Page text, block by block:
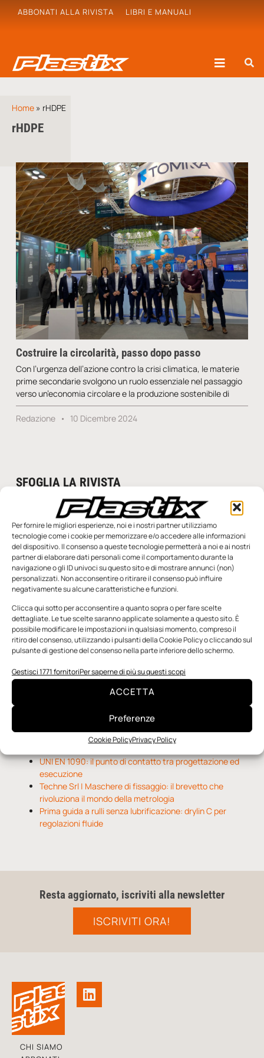
Per fornire le migliori esperienze, noi e i nostri partner utilizziamo
tecnologie come i cookie per memorizzare e/o accedere alle informazioni
del dispositivo. Il consenso a queste tecnologie permetterà a noi e ai nostri
partner di elaborare dati personali come il comportamento durante la
navigazione o gli ID univoci su questo sito e di mostrare annunci (non)
personalizzati. Non acconsentire o ritirare il consenso può influire
negativamente su alcune caratteristiche e funzioni.
Clicca qui sotto per acconsentire a quanto sopra o per fare scelte
dettagliate. Le tue scelte saranno applicate solamente a questo sito. È
possibile modificare le impostazioni in qualsiasi momento, compreso il
ritiro del consenso, utilizzando i pulsanti della Cookie Policy o cliccando sul
pulsante di gestione del consenso nella parte inferiore dello schermo.
Gestisci 1771 fornitoriPer saperne di più su questi scopi
ACCETTA
Preferenze
Cookie PolicyPrivacy Policy
ABBONATI ALLA RIVISTA LIBRI E MANUALI
Home » rHDPE
rHDPE
Costruire la circolarità, passo dopo passo
Con l’urgenza dell’azione contro la crisi climatica, le materie
prime secondarie svolgono un ruolo essenziale nel passaggio
verso un’economia circolare e la produzione sostenibile di
Redazione 10 Dicembre 2024
SFOGLIA LA RIVISTA
Edicola Web
Notizie da Meccanicanews
O-Ring, tecnica e applicazioni
Applicazioni della fluidodinamica computazionale (CFD)
Notizie da Il Progettista Industriale
UNI EN 1090: il punto di contatto tra progettazione ed
esecuzione
Techne Srl | Maschere di fissaggio: il brevetto che
rivoluziona il mondo della metrologia
Prima guida a rulli senza lubrificazione: drylin C per
regolazioni fluide
Resta aggiornato, iscriviti alla newsletter
ISCRIVITI ORA!
CHI SIAMO